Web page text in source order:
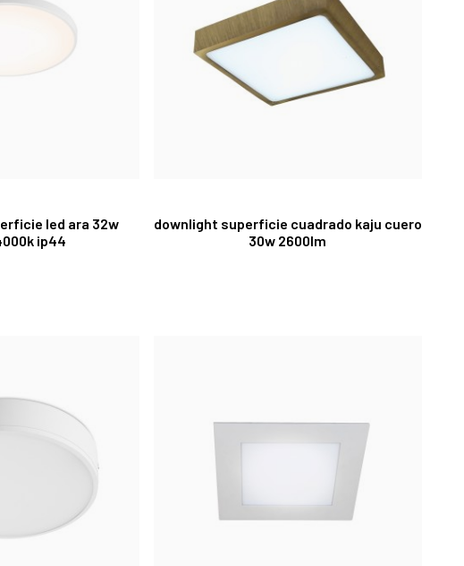
led ara 32w
ip44
downlight superficie cuadrado kaju cuero
30w 2600lm